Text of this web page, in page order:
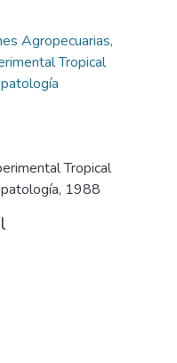
Agropecuarias,
Tropical
Tropical
1988